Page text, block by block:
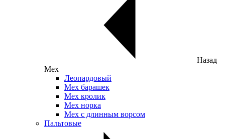
Назад
Мех
Леопардовый
Мех барашек
Мех кролик
Мех норка
Мех с длинным ворсом
Пальтовые